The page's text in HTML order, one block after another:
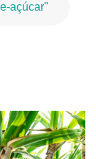
açúcar"